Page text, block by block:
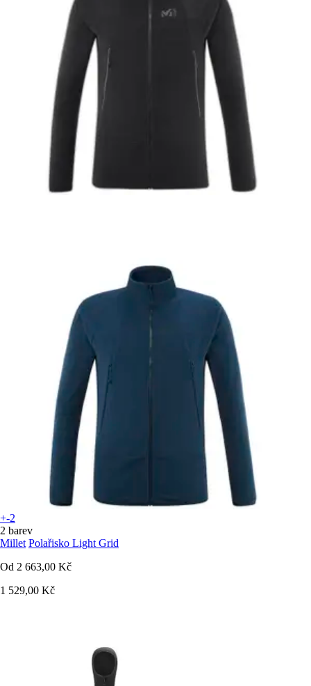
+-2
2 barev
Millet Polařisko Light Grid
Od 2 663,00 Kč
1 529,00 Kč